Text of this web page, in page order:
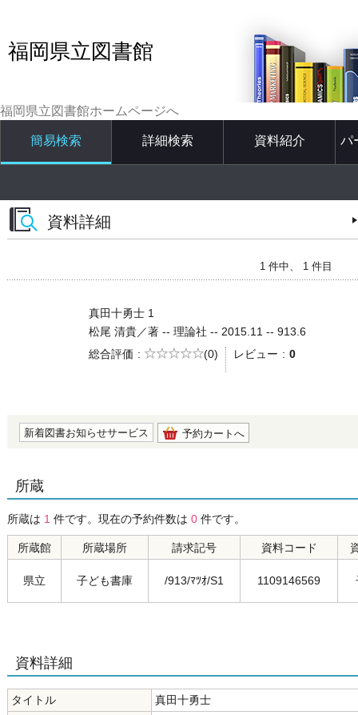
福岡県立図書館
福岡県立図書館ホームページへ
簡易検索 詳細検索 資料紹介 パ
資料詳細
1 件中、 1 件目
真田十勇士 1
松尾 清貴／著 -- 理論社 -- 2015.11 -- 913.6
総合評価
5段階評価
(0) レビュー 0
新着図書お知らせサービス 予約カートへ
所蔵
所蔵は 1 件です。現在の予約件数は 0 件です。
所蔵館 所蔵場所 請求記号 資料コード
県立 子ども書庫 /913/ﾏﾂｵ/S1 1109146569
資料詳細
タイトル
真田十勇士